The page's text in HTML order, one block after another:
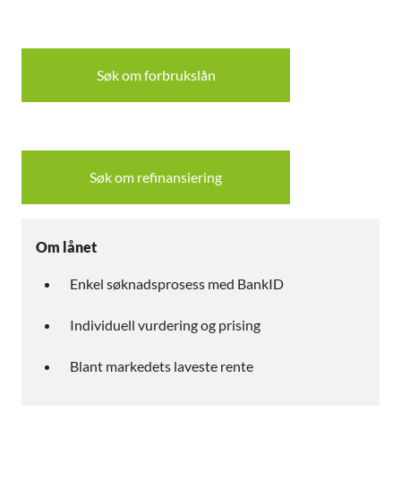
Søk om forbrukslån
Søk om refinansiering
Om lånet
Enkel søknadsprosess med BankID
Individuell vurdering og prising
Blant markedets laveste rente